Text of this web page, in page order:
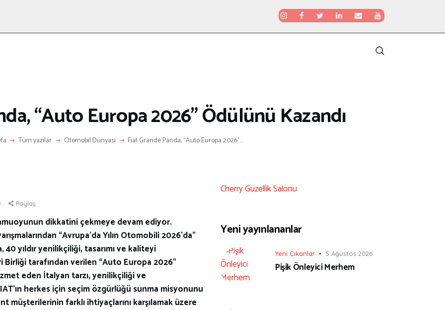
“Auto Europa 2026” Ödülünü Kazandı
Tüm yazılar Otomobil Dünyası Fiat Grande Panda, “Auto Europa 2026”...
Paylaş
dikkatini çekmeye devam ediyor.
“Avrupa’da Yılın Otomobili 2026’da”
yıldır yenilikçiliği, tasarımı ve kaliteyi
tarafından verilen “Auto Europa 2026”
eden İtalyan tarzı, yenilikçiliği ve
herkes için seçim özgürlüğü sunma misyonunu
farklı ihtiyaçlarını karşılamak üzere
Cherry Güzellik Salonu
Yeni yayınlananlar
Yeni Çıkanlar 5 Ağustos 2026
Pişik Önleyici Merhem